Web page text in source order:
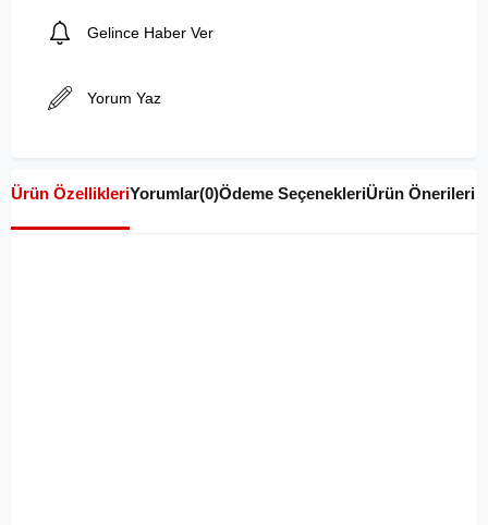
Gelince Haber Ver
Yorum Yaz
Ürün ÖzellikleriYorumlar(0)Ödeme SeçenekleriÜrün Önerileri